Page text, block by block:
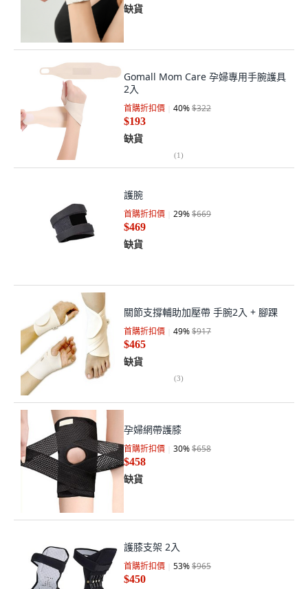
缺貨
Gomall Mom Care 孕婦專用手腕護具
2入
首購折扣價 40%$322
$193
缺貨
(1)
護腕
首購折扣價 29%$669
$469
缺貨
關節支撐輔助加壓帶 手腕2入 + 腳踝
首購折扣價 49%$917
$465
缺貨
(3)
孕婦網帶護膝
首購折扣價 30%$658
$458
缺貨
護膝支架 2入
首購折扣價 53%$965
$450